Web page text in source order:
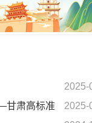
2025-
2025-
甘肃高标准